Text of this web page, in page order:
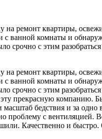
на ремонт квартиры,
с ванной комнаты и
срочно с этим
на ремонт квартиры,
с ванной комнаты и
срочно с этим
прекрасную компанию.
бедствия и за одно
проблему с вентиляцией.
Качественно и быстро.